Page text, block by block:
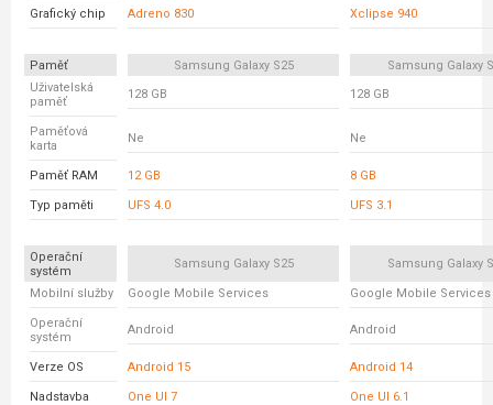
Grafický chip Adreno 830 Xclipse 940
Paměť Samsung Galaxy S25
Samsung Galaxy
Uživatelská
paměť
128 GB 128 GB
Paměťová
karta
Ne Ne
Paměť RAM 12 GB 8 GB
Typ paměti UFS 4.0 UFS 3.1
Operační
systém
Samsung Galaxy S25 Samsung Galaxy
Mobilní služby Google Mobile Services Google Mobile Services
Operační
systém
Android Android
Verze OS Android 15 Android 14
Nadstavba One UI 7 One UI 6.1